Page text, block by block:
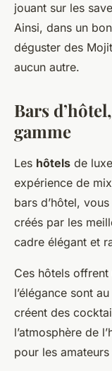
jouant sur les
Ainsi, dans un
déguster des
aucun autre.
Bars
gamme
Les hôtels de
expérience de
bars d’hôtel,
créés par les
cadre élégant et
Ces hôtels
l’élégance sont
créent des
l’atmosphère de
pour les